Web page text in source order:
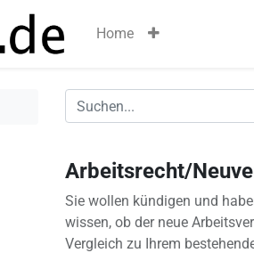
Home
Arbeitsrecht/
Sie wollen kündigen und
wissen, ob der neue
Vergleich zu Ihrem